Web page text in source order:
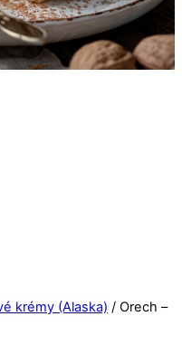
krémy (Alaska) / Orech –